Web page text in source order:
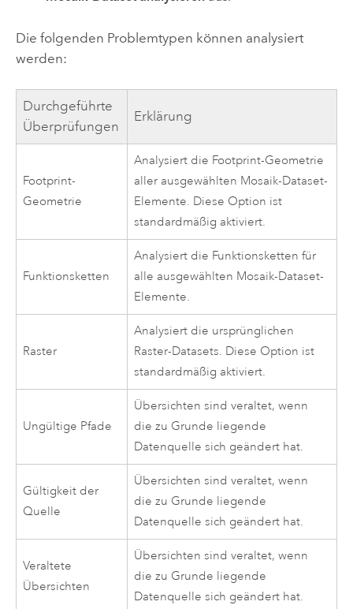
Die folgenden Problemtypen können analysiert
werden:
Durchgeführte
Überprüfungen
Erklärung
Footprint-
Geometrie
Analysiert die Footprint-Geometrie
aller ausgewählten Mosaik-Dataset-
Elemente. Diese Option ist
standardmäßig aktiviert.
Funktionsketten
Analysiert die Funktionsketten für
alle ausgewählten Mosaik-Dataset-
Elemente.
Raster
Analysiert die ursprünglichen
Raster-Datasets. Diese Option ist
standardmäßig aktiviert.
Ungültige Pfade
Übersichten sind veraltet, wenn
die zu Grunde liegende
Datenquelle sich geändert hat.
Gültigkeit der
Quelle
Übersichten sind veraltet, wenn
die zu Grunde liegende
Datenquelle sich geändert hat.
Veraltete
Übersichten
Übersichten sind veraltet, wenn
die zu Grunde liegende
Datenquelle sich geändert hat.